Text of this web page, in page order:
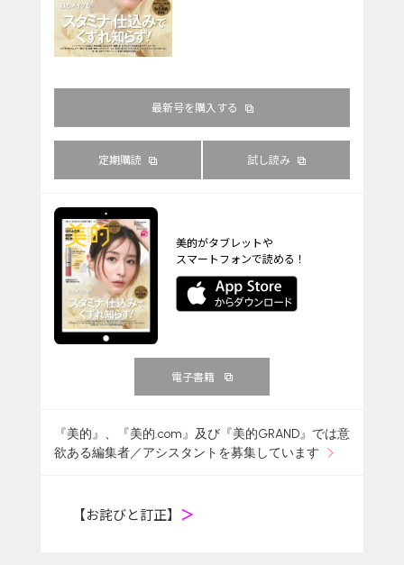
最新号を購入する
定期購読 試し読み
美的がタブレットや
スマートフォンで読める！
電子書籍
『美的』、『美的.com』及び『美的GRAND』では意
欲ある編集者／アシスタントを募集しています
【お詫びと訂正】 ＞